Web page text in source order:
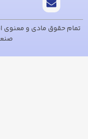
و معنوی این سایت
صنعت می باشد. @1404